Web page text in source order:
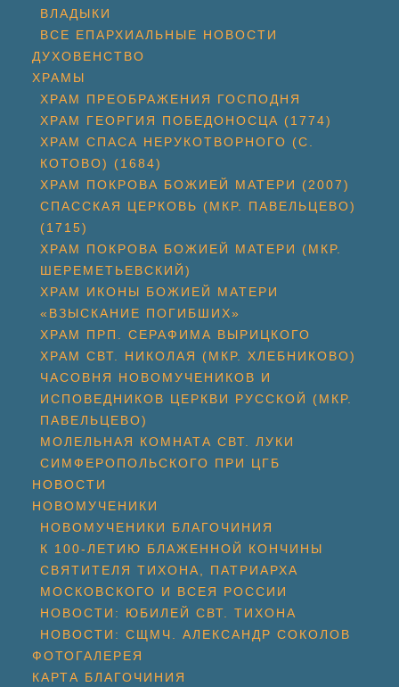
ВЛАДЫКИ
ВСЕ ЕПАРХИАЛЬНЫЕ НОВОСТИ
ДУХОВЕНСТВО
ХРАМЫ
ХРАМ ПРЕОБРАЖЕНИЯ ГОСПОДНЯ
ХРАМ ГЕОРГИЯ ПОБЕДОНОСЦА (1774)
ХРАМ СПАСА НЕРУКОТВОРНОГО (С.
КОТОВО) (1684)
ХРАМ ПОКРОВА БОЖИЕЙ МАТЕРИ (2007)
СПАССКАЯ ЦЕРКОВЬ (МКР. ПАВЕЛЬЦЕВО)
(1715)
ХРАМ ПОКРОВА БОЖИЕЙ МАТЕРИ (МКР.
ШЕРЕМЕТЬЕВСКИЙ)
ХРАМ ИКОНЫ БОЖИЕЙ МАТЕРИ
«ВЗЫСКАНИЕ ПОГИБШИХ»
ХРАМ ПРП. СЕРАФИМА ВЫРИЦКОГО
ХРАМ СВТ. НИКОЛАЯ (МКР. ХЛЕБНИКОВО)
ЧАСОВНЯ НОВОМУЧЕНИКОВ И
ИСПОВЕДНИКОВ ЦЕРКВИ РУССКОЙ (МКР.
ПАВЕЛЬЦЕВО)
МОЛЕЛЬНАЯ КОМНАТА СВТ. ЛУКИ
СИМФЕРОПОЛЬСКОГО ПРИ ЦГБ
НОВОСТИ
НОВОМУЧЕНИКИ
НОВОМУЧЕНИКИ БЛАГОЧИНИЯ
К 100-ЛЕТИЮ БЛАЖЕННОЙ КОНЧИНЫ
СВЯТИТЕЛЯ ТИХОНА, ПАТРИАРХА
МОСКОВСКОГО И ВСЕЯ РОССИИ
НОВОСТИ: ЮБИЛЕЙ СВТ. ТИХОНА
НОВОСТИ: СЩМЧ. АЛЕКСАНДР СОКОЛОВ
ФОТОГАЛЕРЕЯ
КАРТА БЛАГОЧИНИЯ